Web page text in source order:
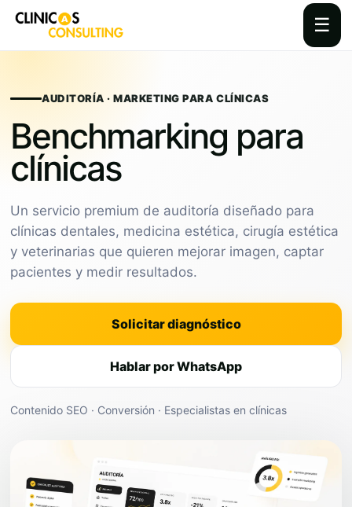
☰
contentAUDITORÍA · MARKETING PARA CLÍNICAS
Benchmarking para
clínicas
Un servicio premium de auditoría diseñado para
clínicas dentales, medicina estética, cirugía estética
y veterinarias que quieren mejorar imagen, captar
pacientes y medir resultados.
Solicitar diagnóstico
Hablar por WhatsApp
Contenido SEO · Conversión · Especialistas en clínicas